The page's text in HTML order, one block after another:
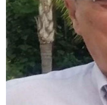
Tourisme
Régions